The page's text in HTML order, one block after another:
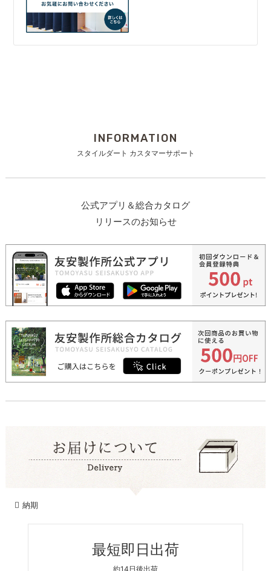
INFORMATION
スタイルダート カスタマーサポート
公式アプリ＆総合カタログ
リリースのお知らせ
納期
最短即日出荷
約14日後出荷